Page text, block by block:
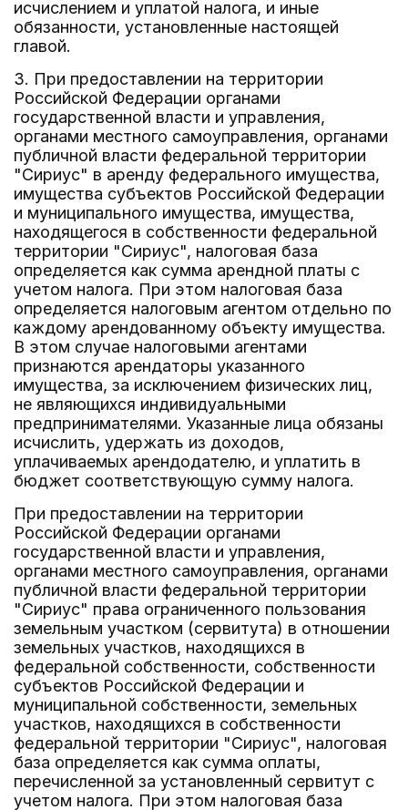
исчислением и уплатой налога, и иные
обязанности, установленные настоящей
главой.
3. При предоставлении на территории
Российской Федерации органами
государственной власти и управления,
органами местного самоуправления, органами
публичной власти федеральной территории
"Сириус" в аренду федерального имущества,
имущества субъектов Российской Федерации
и муниципального имущества, имущества,
находящегося в собственности федеральной
территории "Сириус", налоговая база
определяется как сумма арендной платы с
учетом налога. При этом налоговая база
определяется налоговым агентом отдельно по
каждому арендованному объекту имущества.
В этом случае налоговыми агентами
признаются арендаторы указанного
имущества, за исключением физических лиц,
не являющихся индивидуальными
предпринимателями. Указанные лица обязаны
исчислить, удержать из доходов,
уплачиваемых арендодателю, и уплатить в
бюджет соответствующую сумму налога.
При предоставлении на территории
Российской Федерации органами
государственной власти и управления,
органами местного самоуправления, органами
публичной власти федеральной территории
"Сириус" права ограниченного пользования
земельным участком (сервитута) в отношении
земельных участков, находящихся в
федеральной собственности, собственности
субъектов Российской Федерации и
муниципальной собственности, земельных
участков, находящихся в собственности
федеральной территории "Сириус", налоговая
база определяется как сумма оплаты,
перечисленной за установленный сервитут с
учетом налога. При этом налоговая база